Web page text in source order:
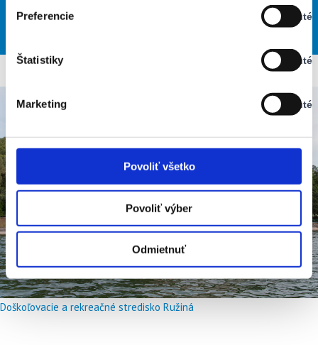
Preferencie
Vypnuté
Stav:
Štatistiky
Vypnuté
Stav:
Marketing
Vypnuté
Stav:
Povoliť všetko
Povoliť výber
Odmietnuť
29° 27°
Doškoľovacie a rekreačné stredisko Ružiná